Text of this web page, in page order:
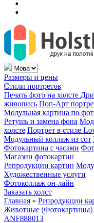
Размеры и цены
Стили портретов
Печать фото на холсте
живопись Поп-Арт
Модульная картина по
Ретушь и замена фона
холсте Портрет в стиле
Модульный коллаж из сот
Фотокартина с часами
Магазин фотокартин
Репродукции картин
Художественные услуги
Фотоколлаж он-лайн
Заказать холст
Главная » Репродукции
Животные (Фотокартины)
ANF888013